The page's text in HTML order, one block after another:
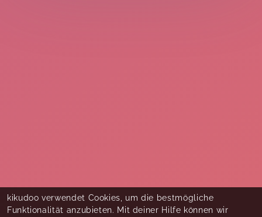
kikudoo verwendet Cookies, um die bestmögliche
Funktionalität anzubieten. Mit deiner Hilfe können wir